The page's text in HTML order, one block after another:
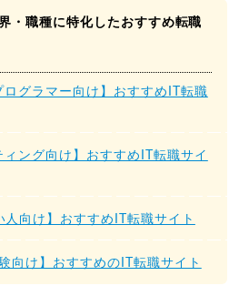
・職種に特化したおすすめ転職
ログラマー向け】おすすめIT転職
ィング向け】おすすめIT転職サイ
人向け】おすすめIT転職サイト
向け】おすすめのIT転職サイト